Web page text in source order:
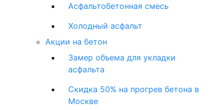
Асфальтобетонная смесь
Холодный асфальт
Акции на бетон
Замер объема для укладки
асфальта
Скидка 50% на прогрев бетона в
Москве